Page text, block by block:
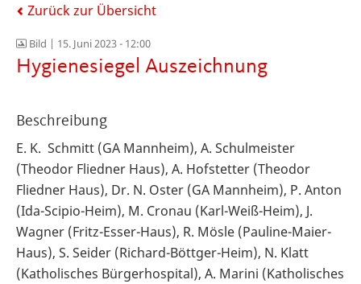
Zurück zur Übersicht
Bild | 15. Juni 2023 - 12:00
Hygienesiegel Auszeichnung
Beschreibung
E. K. Schmitt (GA Mannheim), A. Schulmeister
(Theodor Fliedner Haus), A. Hofstetter (Theodor
Fliedner Haus), Dr. N. Oster (GA Mannheim), P. Anton
(Ida-Scipio-Heim), M. Cronau (Karl-Weiß-Heim), J.
Wagner (Fritz-Esser-Haus), R. Mösle (Pauline-Maier-
Haus), S. Seider (Richard-Böttger-Heim), N. Klatt
(Katholisches Bürgerhospital), A. Marini (Katholisches